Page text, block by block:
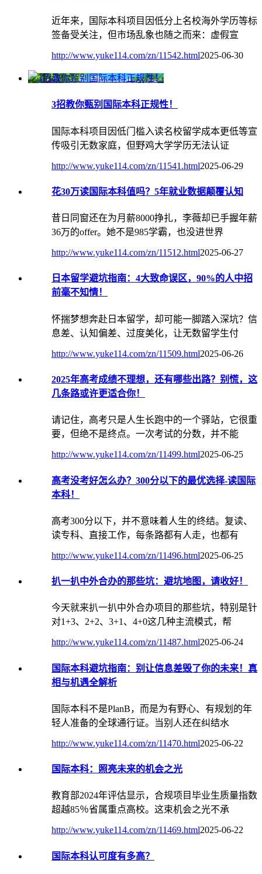
近年来，国际本科项目因低分上名校海外学历等标
签备受关注，但市场乱象也随之而来：虚假宣
http://www.yuke114.com/zn/11542.html2025-06-30
3招教你甄别国际本科正规性！
国际本科项目因低门槛入读名校留学成本更低等宣
传吸引无数家庭，但野鸡大学学历无法认证
http://www.yuke114.com/zn/11541.html2025-06-29
花30万读国际本科值吗？5年就业数据颠覆认知
昔日同窗还在为月薪8000挣扎，李薇却已手握年薪
36万的offer。她不是985学霸，也没进世界
http://www.yuke114.com/zn/11512.html2025-06-27
日本留学避坑指南：4大致命误区，90%的人中招
前毫不知情！
怀揣梦想奔赴日本留学，却可能一脚踏入深坑？信
息差、认知偏差、过度美化，让无数留学生付
http://www.yuke114.com/zn/11509.html2025-06-26
2025年高考成绩不理想，还有哪些出路？别慌，这
几条路或许更适合你！
请记住，高考只是人生长跑中的一个驿站，它很重
要，但绝不是终点。一次考试的分数，并不能
http://www.yuke114.com/zn/11499.html2025-06-25
高考没考好怎么办？300分以下的最优选择-读国际
本科！
高考300分以下，并不意味着人生的终结。复读、
读专科、直接工作，每条路都有人走，也都有
http://www.yuke114.com/zn/11496.html2025-06-25
扒一扒中外合办的那些坑：避坑地图，请收好！
今天就来扒一扒中外合办项目的那些坑，特别是针
对1+3、2+2、3+1、4+0这几种主流模式，帮
http://www.yuke114.com/zn/11487.html2025-06-24
国际本科避坑指南：别让信息差毁了你的未来！真
相与机遇全解析
国际本科不是PlanB，而是为有野心、有规划的年
轻人准备的全球通行证。当别人还在纠结水
http://www.yuke114.com/zn/11470.html2025-06-22
国际本科：照亮未来的机会之光
教育部2024年评估显示，合规项目毕业生质量指数
超越85％省属重点高校。这束机会之光不承
http://www.yuke114.com/zn/11469.html2025-06-22
国际本科认可度有多高？